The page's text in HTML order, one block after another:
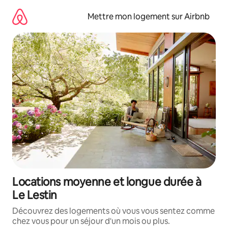
directement
contenu
Mettre mon logement sur Airbnb
Locations moyenne et longue durée à
Le Lestin
Découvrez des logements où vous vous sentez comme
chez vous pour un séjour d'un mois ou plus.